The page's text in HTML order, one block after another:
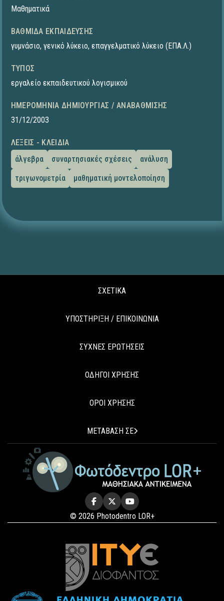
Μαθηματικά
ΒΑΘΜΊΔΑ ΕΚΠΑΊΔΕΥΣΗΣ
γυμνάσιο, γενικό λύκειο, επαγγελματικό λύκειο (ΕΠΑ.Λ.)
ΤΎΠΟΣ
εργαλείο εκπαιδευτικού λογισμικού
ΗΜΕΡΟΜΗΝΊΑ ΔΗΜΙΟΥΡΓΊΑΣ / ΑΝΑΒΆΘΜΙΣΗΣ
31/12/2003
ΛΈΞΕΙΣ - ΚΛΕΙΔΙΆ
άλγεβρα
συναρτησιακές σχέσεις
ανάλυση
τριγωνομετρία
μαθηματική μοντελοποίηση
ΣΧΕΤΙΚΑ
ΥΠΟΣΤΗΡΙΞΗ / ΕΠΙΚΟΙΝΩΝΙΑ
ΣΥΧΝΕΣ ΕΡΩΤΗΣΕΙΣ
ΟΔΗΓΟΙ ΧΡΗΣΗΣ
ΟΡΟΙ ΧΡΗΣΗΣ
ΜΕΤΑΒΑΣΗ ΣΕ
© 2026 Photodentro LOR+